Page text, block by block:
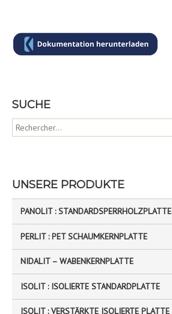
SUCHE
R
e
r
c
e
UNSERE PRODUKTE
PANOLIT : STANDARDSPERRHOLZPLATTE
PERLIT : PET SCHAUMKERNPLATTE
NIDALIT – WABENKERNPLATTE
ISOLIT : ISOLIERTE STANDARDPLATTE
ISOLIT : VERSTÄRKTE ISOLIERTE PLATTE